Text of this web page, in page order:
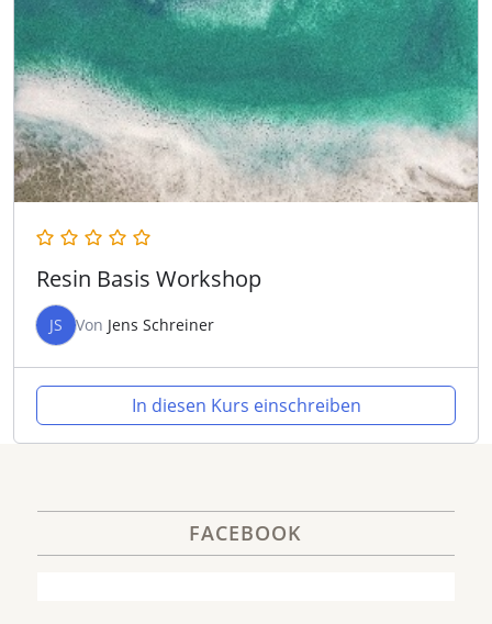
Resin Basis Workshop
JS Von Jens Schreiner
In diesen Kurs einschreiben
FACEBOOK